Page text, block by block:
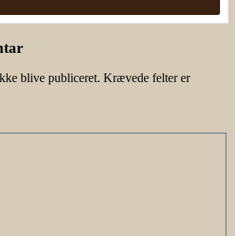
blive publiceret. Krævede felter er